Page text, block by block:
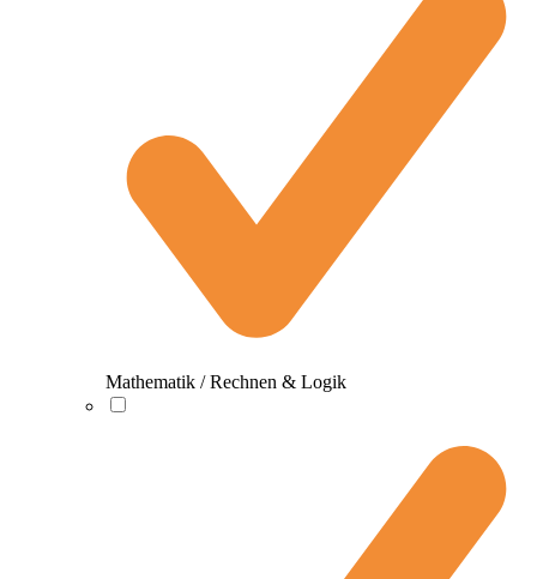
Mathematik / Rechnen & Logik